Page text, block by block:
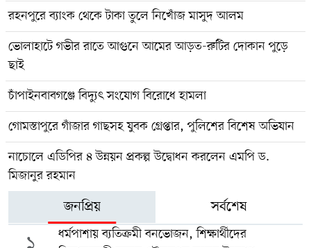
রহনপুরে ব্যাংক থেকে টাকা তুলে নিখোঁজ মাসুদ আলম
ভোলাহাটে গভীর রাতে আগুনে আমের আড়ত-রুটির দোকান পুড়ে
ছাই
চাঁপাইনবাবগঞ্জে বিদ্যুৎ সংযোগ বিরোধে হামলা
গোমস্তাপুরে গাঁজার গাছসহ যুবক গ্রেপ্তার, পুলিশের বিশেষ অভিযান
নাচোলে এডিপির ৪ উন্নয়ন প্রকল্প উদ্বোধন করলেন এমপি ড.
মিজানুর রহমান
জনপ্রিয় সর্বশেষ
ধর্মপাশায় ব্যতিক্রমী বনভোজন, শিক্ষার্থীদের